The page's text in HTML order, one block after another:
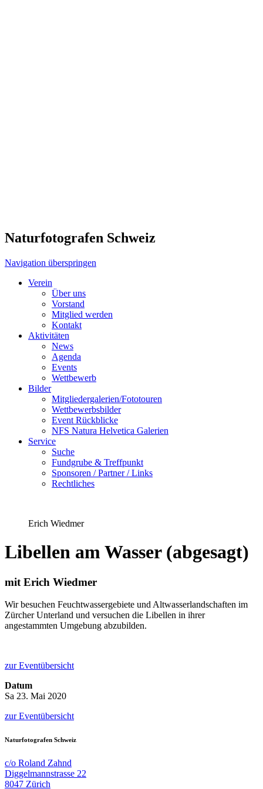
Naturfotografen Schweiz
Navigation überspringen
Verein
Über uns
Vorstand
Mitglied werden
Kontakt
Aktivitäten
News
Agenda
Events
Wettbewerb
Bilder
Mitgliedergalerien/Fototouren
Wettbewerbsbilder
Event Rückblicke
NFS Natura Helvetica Galerien
Service
Suche
Fundgrube & Treffpunkt
Sponsoren / Partner / Links
Rechtliches
Erich Wiedmer
Libellen am Wasser (abgesagt)
mit Erich Wiedmer
Wir besuchen Feuchtwassergebiete und Altwasserlandschaften im
Zürcher Unterland und versuchen die Libellen in ihrer
angestammten Umgebung abzubilden.
zur Eventübersicht
Datum
Sa 23. Mai 2020
zur Eventübersicht
Naturfotografen Schweiz
c/o Roland Zahnd
Diggelmannstrasse 22
8047 Zürich